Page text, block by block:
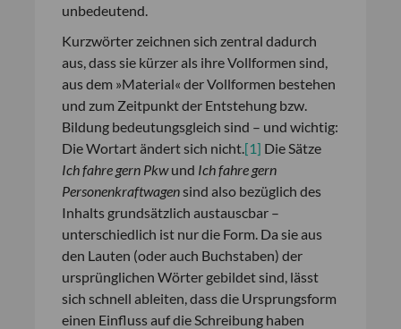
unbedeutend.
Kurzwörter zeichnen sich zentral dadurch
aus, dass sie kürzer als ihre Vollformen sind,
aus dem »Material« der Vollformen bestehen
und zum Zeitpunkt der Entstehung bzw.
Bildung bedeutungsgleich sind – und wichtig:
Die Wortart ändert sich nicht. [1] Die Sätze
Ich fahre gern Pkwund Ich fahre gern
Personenkraftwagensind also bezüglich des
Inhalts grundsätzlich austauscbar –
unterschiedlich ist nur die Form. Da sie aus
den Lauten (oder auch Buchstaben) der
ursprünglichen Wörter gebildet sind, lässt
sich schnell ableiten, dass die Ursprungsform
einen Einfluss auf die Schreibung haben